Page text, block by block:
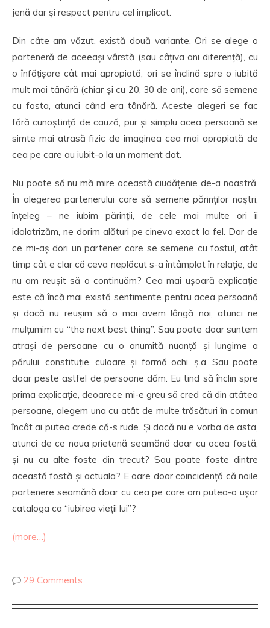
jenă dar și respect pentru cel implicat.
Din câte am văzut, există două variante. Ori se alege o
parteneră de aceeași vârstă (sau câțiva ani diferență), cu
o înfățișare cât mai apropiată, ori se înclină spre o iubită
mult mai tânără (chiar și cu 20, 30 de ani), care să semene
cu fosta, atunci când era tânără. Aceste alegeri se fac
fără cunoștință de cauză, pur și simplu acea persoană se
simte mai atrasă fizic de imaginea cea mai apropiată de
cea pe care au iubit-o la un moment dat.
Nu poate să nu mă mire această ciudățenie de-a noastră.
În alegerea partenerului care să semene părinților noștri,
înțeleg – ne iubim părinții, de cele mai multe ori îi
idolatrizăm, ne dorim alături pe cineva exact la fel. Dar de
ce mi-aș dori un partener care se semene cu fostul, atât
timp cât e clar că ceva neplăcut s-a întâmplat în relație, de
nu am reușit să o continuăm? Cea mai ușoară explicație
este că încă mai există sentimente pentru acea persoană
și dacă nu reușim să o mai avem lângă noi, atunci ne
mulțumim cu “the next best thing”. Sau poate doar suntem
atrași de persoane cu o anumită nuanță și lungime a
părului, constituție, culoare și formă ochi, ș.a. Sau poate
doar peste astfel de persoane dăm. Eu tind să înclin spre
prima explicație, deoarece mi-e greu să cred că din atâtea
persoane, alegem una cu atât de multe trăsături în comun
încât ai putea crede că-s rude. Și dacă nu e vorba de asta,
atunci de ce noua prietenă seamănă doar cu acea fostă,
și nu cu alte foste din trecut? Sau poate foste dintre
această fostă și actuala? E oare doar coincidență că noile
partenere seamănă doar cu cea pe care am putea-o ușor
cataloga ca “iubirea vieții lui”?
(more…)
29 Comments